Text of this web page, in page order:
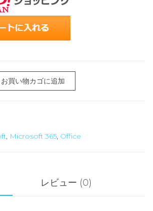
お買い物カゴに追加
, Microsoft 365, Office
レビュー (0)